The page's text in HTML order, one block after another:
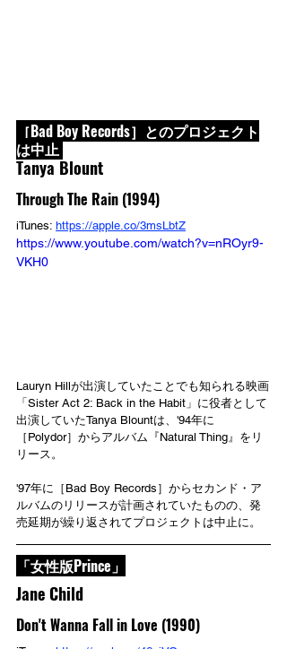
［Bad Boy Records］とのプロジェクト
は中止
Tanya Blount
Through The Rain (1994)
iTunes: https://apple.co/3msLbtZ
https://www.youtube.com/watch?v=nROyr9-
VKH0
Lauryn Hillが出演していたことでも知られる映画
「Sister Act 2: Back in the Habit」に役者として
出演していたTanya Blountは、'94年に
［Polydor］からアルバム『Natural Thing』をリ
リース。
'97年に［Bad Boy Records］からセカンド・ア
ルバムのリリースが計画されていたものの、発
売延期が繰り返されてプロジェクトは中止に。
「女性版Prince」
Jane Child
Don't Wanna Fall in Love (1990)